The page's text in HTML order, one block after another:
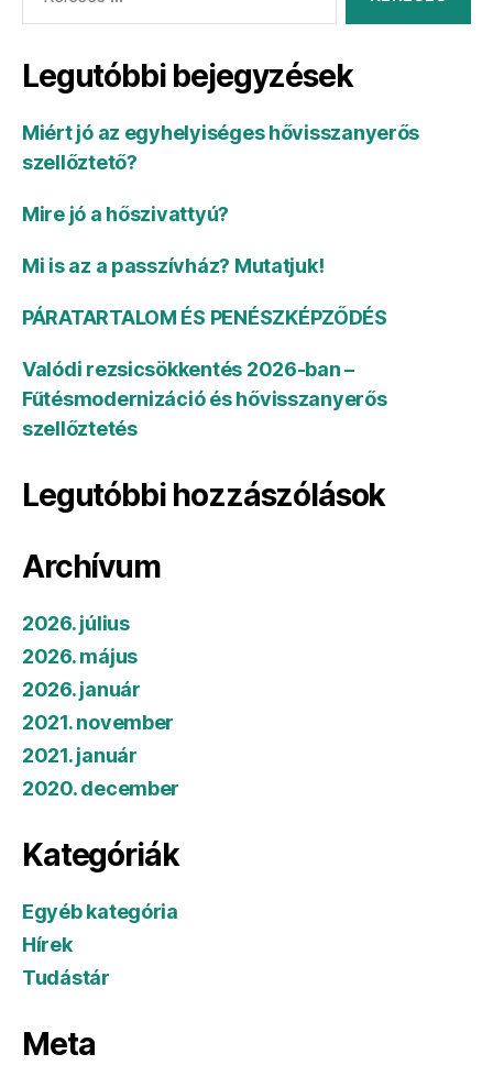
Legutóbbi bejegyzések
Miért jó az egyhelyiséges hővisszanyerős
szellőztető?
Mire jó a hőszivattyú?
Mi is az a passzívház? Mutatjuk!
PÁRATARTALOM ÉS PENÉSZKÉPZŐDÉS
Valódi rezsicsökkentés 2026-ban –
Fűtésmodernizáció és hővisszanyerős
szellőztetés
Legutóbbi hozzászólások
Archívum
2026. július
2026. május
2026. január
2021. november
2021. január
2020. december
Kategóriák
Egyéb kategória
Hírek
Tudástár
Meta